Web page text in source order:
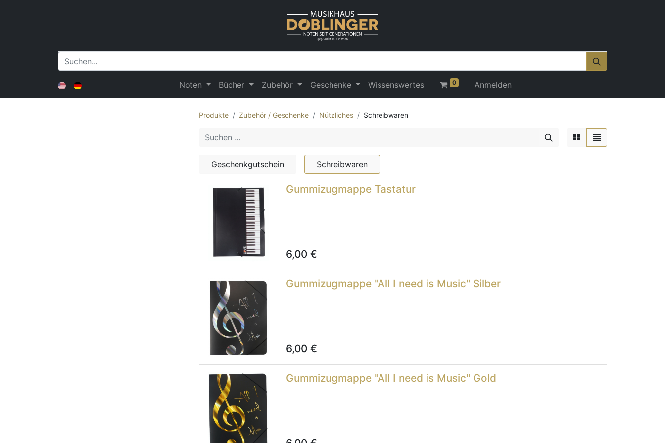
Noten Bücher Zubehör Geschenke Wissenswertes 0 Anmelden
Produkte Zubehör / Geschenke Nützliches Schreibwaren
Geschenkgutschein Schreibwaren
Gummizugmappe Tastatur
6,00 €
Gummizugmappe "All I need is Music" Silber
6,00 €
Gummizugmappe "All I need is Music" Gold